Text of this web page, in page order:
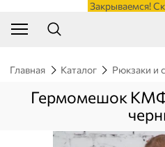
Закрываемся!
Главная Каталог Рюкзаки и
Гермомешок